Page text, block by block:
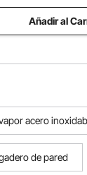
Añadir al
acero
de pared